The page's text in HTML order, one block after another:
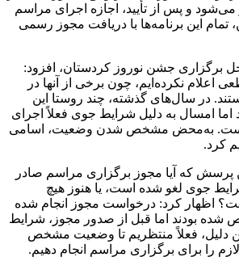
و پس از تأیید، اجازه اجرای مراسم
تمام این برنامه‌ها با دریافت مجوز رسمی
برگزاری جشن نوروز کردستان، افزود:
اعلام نکرده‌ایم، چون برخی از آنها در
در سال‌های گذشته، چند روستا این
اما امسال به دلیل شرایط جوی فعلاً اجرای
به‌محض مشخص شدن وضعیت، اسامی
کرد.
پرسش که آیا مجوز برگزاری مراسم صادر
جوی لغو شده است، یا هنوز هیچ
اظهار کرد: درخواست مجوز انجام شده
شده بودند اما قبل از صدور مجوز، شرایط
دلیل، فعلاً منتظریم تا وضعیت مشخص
را برای برگزاری مراسم انجام دهیم.